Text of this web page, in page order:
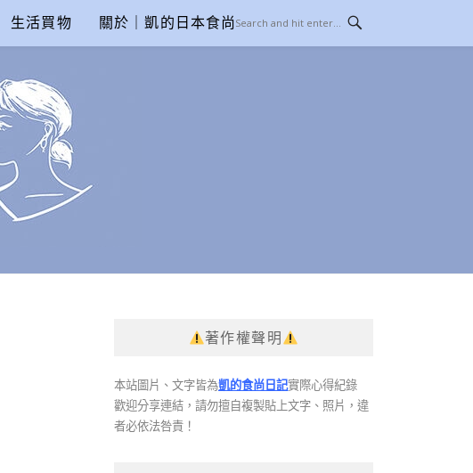
生活買物 關於｜凱的日本食尚日記
著作權聲明
本站圖片、文字皆為凱的食尚日記實際心得紀錄
歡迎分享連結，請勿擅自複製貼上文字、照片，違
者必依法咎責！